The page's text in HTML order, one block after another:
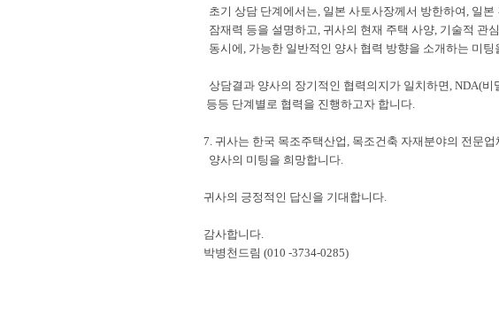
초기 상담 단계에서는, 일본 사토사장께서 방한하여, 일본
잠재력 등을 설명하고, 귀사의 현재 주택 사양, 기술적 관
동시에, 가능한 일반적인 양사 협력 방향을 소개하는 미팅
상담결과 양사의 장기적인 협력의지가 일치하면, NDA(비
등등 단계별로 협력을 진행하고자 합니다.
7. 귀사는 한국 목조주택산업, 목조건축 자재분야의 전문업
양사의 미팅을 희망합니다.
귀사의 긍정적인 답신을 기대합니다.
감사합니다.
박병천드림 (010 -3734-0285)